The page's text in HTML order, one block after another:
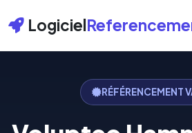
Logiciel
RÉFÉRENCEMENT